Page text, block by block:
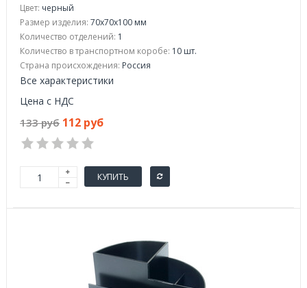
Цвет: черный
Размер изделия: 70x70x100 мм
Количество отделений: 1
Количество в транспортном коробе: 10 шт.
Страна происхождения: Россия
Все характеристики
Цена с НДС
133 руб 112 руб
КУПИТЬ